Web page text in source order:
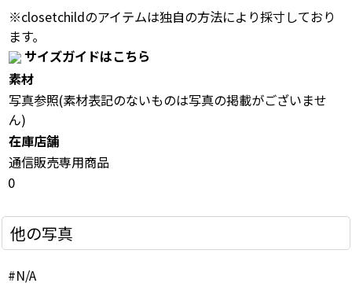
※closetchildのアイテムは独自の方法により採寸しており
ます。
サイズガイドはこちら
素材
写真参照(素材表記のないものは写真の掲載がございませ
ん)
在庫店舗
通信販売専用商品
0
他の写真
#N/A